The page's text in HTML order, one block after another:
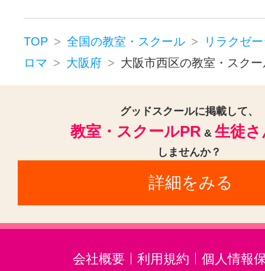
TOP 全国の教室・スクール
リラクゼ
ロマ
大阪府 大阪市西区の教室・スクー
グッドスクールに掲載して、
教室・スクールPR & 生徒
しませんか？
詳細をみる
会社概要 利用規約
個人情報